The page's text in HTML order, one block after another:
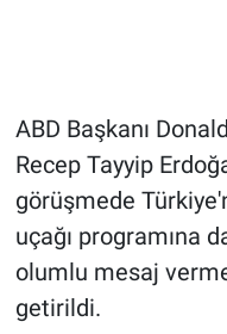
ABD Başkanı
Recep Tayyip
görüşmede
uçağı programına
olumlu mesaj
getirildi.